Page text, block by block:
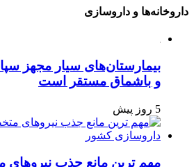
داروخانه‌ها و داروسازی
بیمارستان‌های سیار مجهز
و باشماق مستقر است
5 روز پیش
مهم ترین مانع جذب